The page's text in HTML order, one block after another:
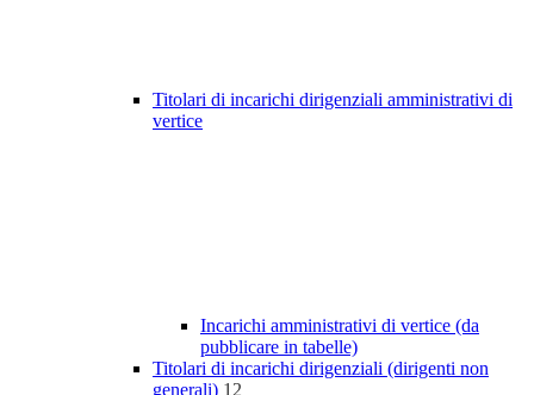
Titolari di incarichi dirigenziali amministrativi di
vertice
Incarichi amministrativi di vertice (da
pubblicare in tabelle)
Titolari di incarichi dirigenziali (dirigenti non
generali) 12